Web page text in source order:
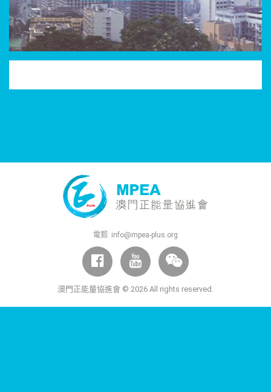
電郵: info@mpea-plus.org
澳門正能量協進會 © 2026 All rights reserved.